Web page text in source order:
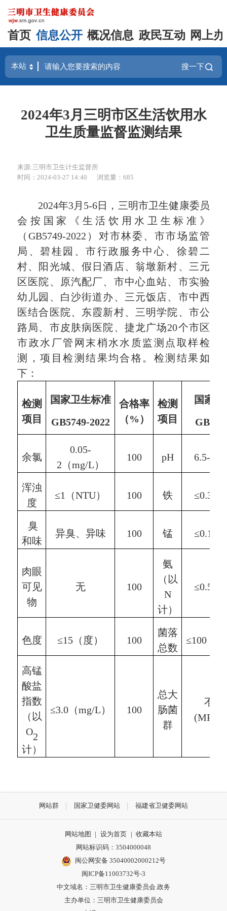
首页 信息公开 概况信息 政民互动 网上
搜一下
2024年3月三明市区生活饮用水
卫生质量监督监测结果
来源:三明市卫生计生监督所
时间：2024-03-27 14:40
浏览量：685
2024年3月5-6日，三明市卫生健康委员
会按国家《生活饮用水卫生标准》
（GB5749-2022 ） 对市林委、市市场监管
局、碧桂园、市行政服务中心、徐碧二
村、阳光城、假日酒店、翁墩新村、 三元
区 医院、原汽配厂、 市中心血站、市实验
幼儿园、 白沙街道办、三元饭店、 市中西
医结合 医院、东霞新村、三明学院、市公
路局、市皮肤病医院、 捷龙广场20个市区
市政水厂管网末梢水水质监测点取样检
测
，项目检测结果均合格。检测结果如
下：
检测
项目
国家卫生标准
GB5749-2022
合格率
（%）
检测
项目
国家
余氯
0.05-
2 （mg/L）
100 pH 6.5-8.5
浑浊
度
≤1（NTU） 100 铁 ≤0.3（
臭
和味
异臭、异味 100 锰 ≤0.1（
肉眼
可见
物
无 100
氨
（以
N
计）
≤0.5（
色度 ≤15（度） 100
菌落
总数
≤100（
高锰
酸盐
指数
（以
O2
计）
≤3.0（mg/L） 100
总大
肠菌
群
不
(MPN/
网站群 国家卫健委网站 福建省卫健委网站
网站地图 | 设为首页 | 收藏本站
网站标识码：3504000048
闽公网安备 35040002000212号
闽ICP备11003732号-3
中文域名：三明市卫生健康委员会.政务
主办单位：三明市卫生健康委员会